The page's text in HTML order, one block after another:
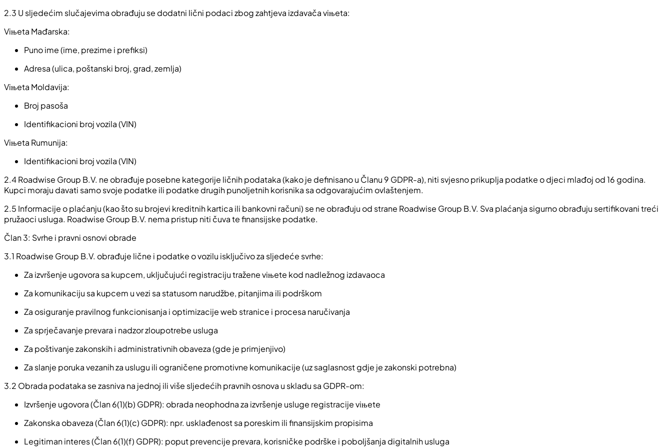
2.3 U sljedećim slučajevima obrađuju se dodatni lični podaci zbog zahtjeva izdavača viњeta:
Viњeta Mađarska:
Puno ime (ime, prezime i prefiksi)
Adresa (ulica, poštanski broj, grad, zemlja)
Viњeta Moldavija:
Broj pasoša
Identifikacioni broj vozila (VIN)
Viњeta Rumunija:
Identifikacioni broj vozila (VIN)
2.4 Roadwise Group B.V. ne obrađuje posebne kategorije ličnih podataka (kako je definisano u Članu 9 GDPR-a), niti svjesno prikuplja podatke o djeci mlađoj od 16 godina.
Kupci moraju davati samo svoje podatke ili podatke drugih punoljetnih korisnika sa odgovarajućim ovlaštenjem.
2.5 Informacije o plaćanju (kao što su brojevi kreditnih kartica ili bankovni računi) se ne obrađuju od strane Roadwise Group B.V. Sva plaćanja sigurno obrađuju sertifikovani treći
pružaoci usluga. Roadwise Group B.V. nema pristup niti čuva te finansijske podatke.
Član 3: Svrhe i pravni osnovi obrade
3.1 Roadwise Group B.V. obrađuje lične i podatke o vozilu isključivo za sljedeće svrhe:
Za izvršenje ugovora sa kupcem, uključujući registraciju tražene viњete kod nadležnog izdavaoca
Za komunikaciju sa kupcem u vezi sa statusom narudžbe, pitanjima ili podrškom
Za osiguranje pravilnog funkcionisanja i optimizacije web stranice i procesa naručivanja
Za sprječavanje prevara i nadzor zloupotrebe usluga
Za poštivanje zakonskih i administrativnih obaveza (gde je primjenjivo)
Za slanje poruka vezanih za uslugu ili ograničene promotivne komunikacije (uz saglasnost gdje je zakonski potrebna)
3.2 Obrada podataka se zasniva na jednoj ili više sljedećih pravnih osnova u skladu sa GDPR-om:
Izvršenje ugovora (Član 6(1)(b) GDPR): obrada neophodna za izvršenje usluge registracije viњete
Zakonska obaveza (Član 6(1)(c) GDPR): npr. usklađenost sa poreskim ili finansijskim propisima
Legitiman interes (Član 6(1)(f) GDPR): poput prevencije prevara, korisničke podrške i poboljšanja digitalnih usluga